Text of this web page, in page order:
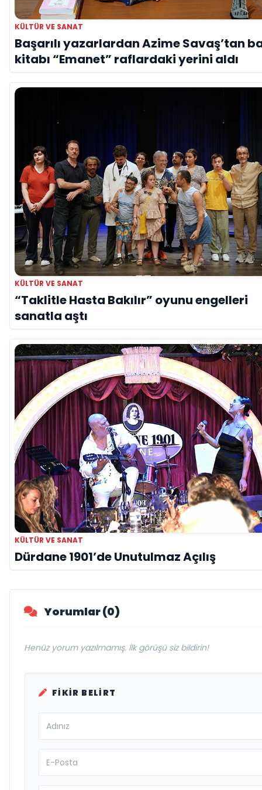
KÜLTÜR VE SANAT
Başarılı yazarlardan Azime Savaş’tan
kitabı “Emanet” raflardaki yerini aldı
KÜLTÜR VE SANAT
“Taklitle Hasta Bakılır” oyunu engelleri
sanatla aştı
KÜLTÜR VE SANAT
Dürdane 1901’de Unutulmaz Açılış
Yorumlar (0)
Henüz yorum yazılmamış. İlk görüşü siz bildirin!
FIKIR BELIRT